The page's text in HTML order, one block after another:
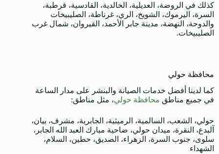
كذلك في الروضة، العديلية، الخالدية، القادسية، قرطبة،
السرة، اليرموك، الشويخ، الري، غرناطة، الصليبيخات
والدوحة، النهضة، مدينة جابر الأحمد، القيروان، شمال غرب
الصليبيخات.
محافظة حولي
كما لدينا أفضل خدمات الصيانة والبنشر على مدار الساعة
في جميع مناطق محافظة حولي، مثل مناطق:
حولي، الشعب، السالمية، الرميثية، الجابرية، مشرف، بيان،
آلبدع، النقرة، ميدان حولي، ضاحية مبارك العبد الله الجابر،
سلوى، جنوب السرة، الزهراء، الصديق، حطين، السلام،
الشهداء